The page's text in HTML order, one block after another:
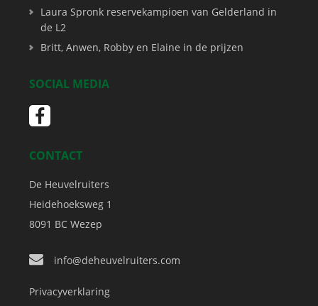
Laura Spronk reservekampioen van Gelderland in
de L2
Britt, Anwen, Robby en Elaine in de prijzen
SOCIAL MEDIA
CONTACT
De Heuvelruiters
Heidehoeksweg 1
8091 BC Wezep
info@deheuvelruiters.com
Privacyverklaring